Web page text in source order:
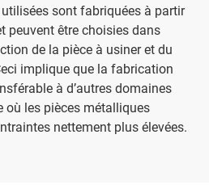
sont fabriquées à partir
peuvent être choisies dans
de la pièce à usiner et du
implique que la fabrication
à d’autres domaines
où les pièces métalliques
nettement plus élevées.